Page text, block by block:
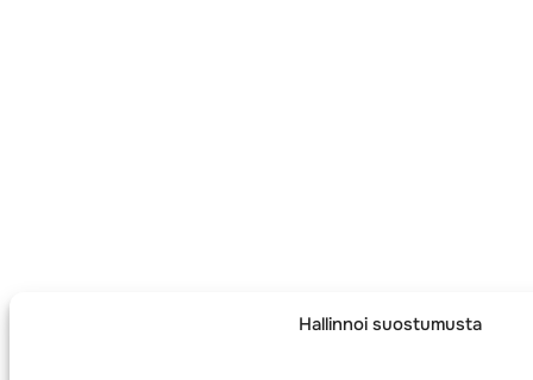
Hallinnoi suostumusta